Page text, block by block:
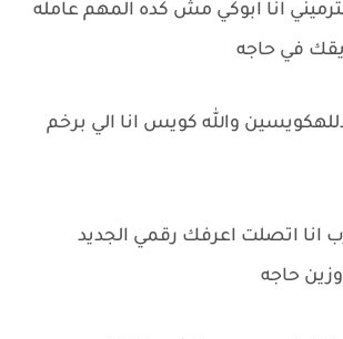
انا ابوكي مش كده المهم عامله
في حاجه
والله كويس انا الي برخم
انا اتصلت اعرفك رقمي الجديد
حاجه